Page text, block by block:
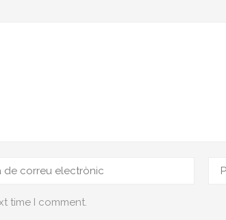
time I comment.